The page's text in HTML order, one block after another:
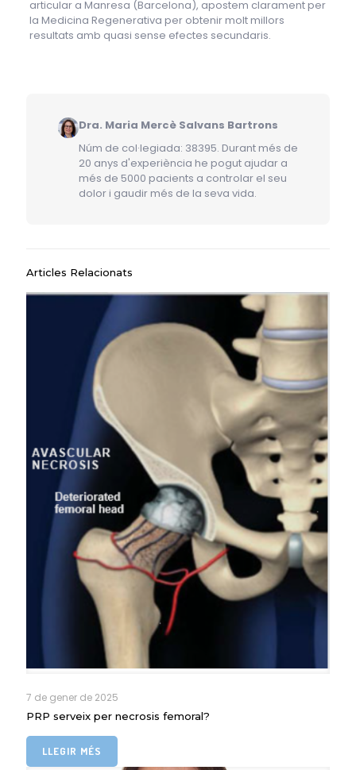
articular a Manresa (Barcelona), apostem clarament per
la Medicina Regenerativa per obtenir molt millors
resultats amb quasi sense efectes secundaris.
Dra. Maria Mercè Salvans Bartrons
Núm de col·legiada: 38395. Durant més de
20 anys d'experiència he pogut ajudar a
més de 5000 pacients a controlar el seu
dolor i gaudir més de la seva vida.
Articles Relacionats
7 de gener de 2025
PRP serveix per necrosis femoral?
LLEGIR MÉS